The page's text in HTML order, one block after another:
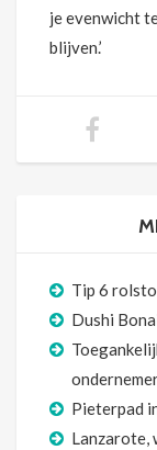
je evenwicht
blijven.’
Tip 6
Dushi
Pieterpad
Lanzarote,